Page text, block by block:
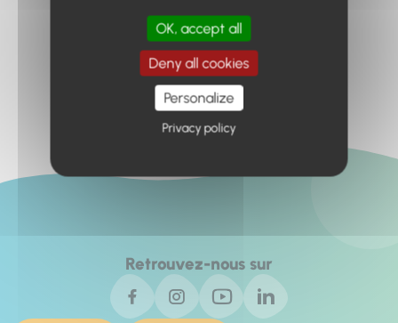
Retour à l'accueil
Retrouvez-nous sur
OK, accept all
Deny all cookies
Personalize
Privacy policy